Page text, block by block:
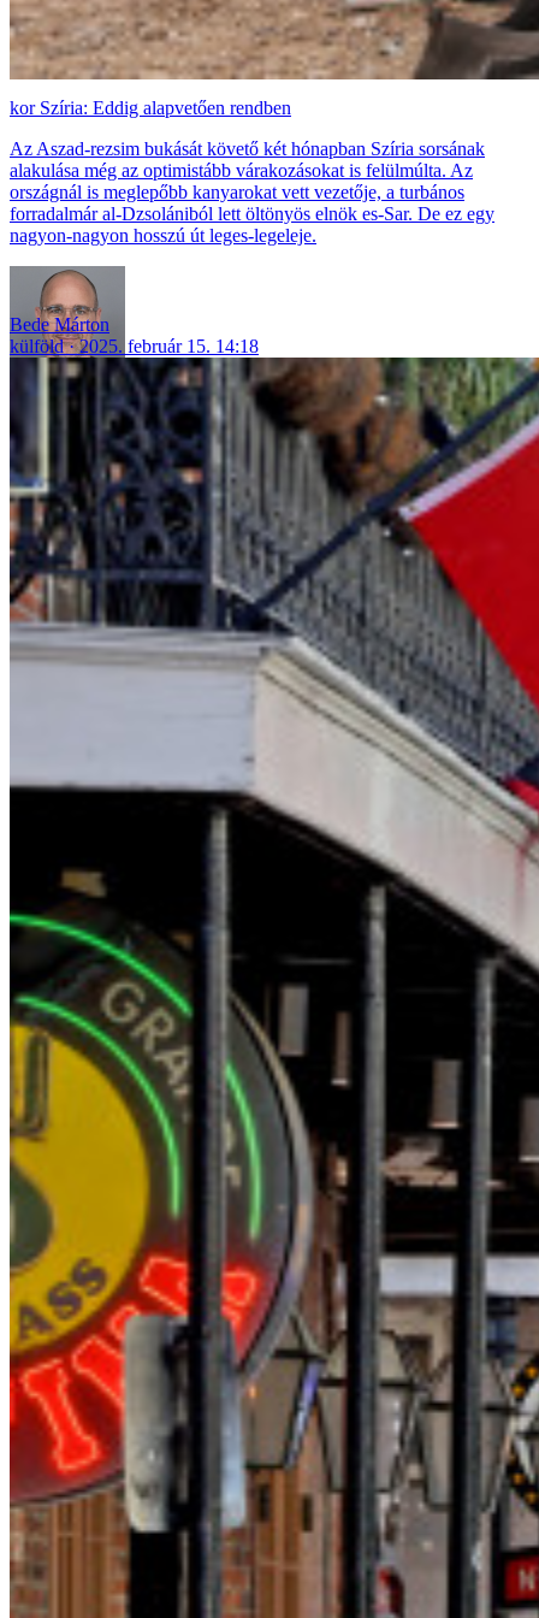
Szíria: Eddig alapvetően rendben
Az Aszad-rezsim bukását követő két hónapban Szíria sorsának
alakulása még az optimistább várakozásokat is felülmúlta. Az
országnál is meglepőbb kanyarokat vett vezetője, a turbános
forradalmár al-Dzsolániból lett öltönyös elnök es-Sar. De ez egy
nagyon-nagyon hosszú út leges-legeleje.
Bede Márton
külföld
2025. február 15. 14:18